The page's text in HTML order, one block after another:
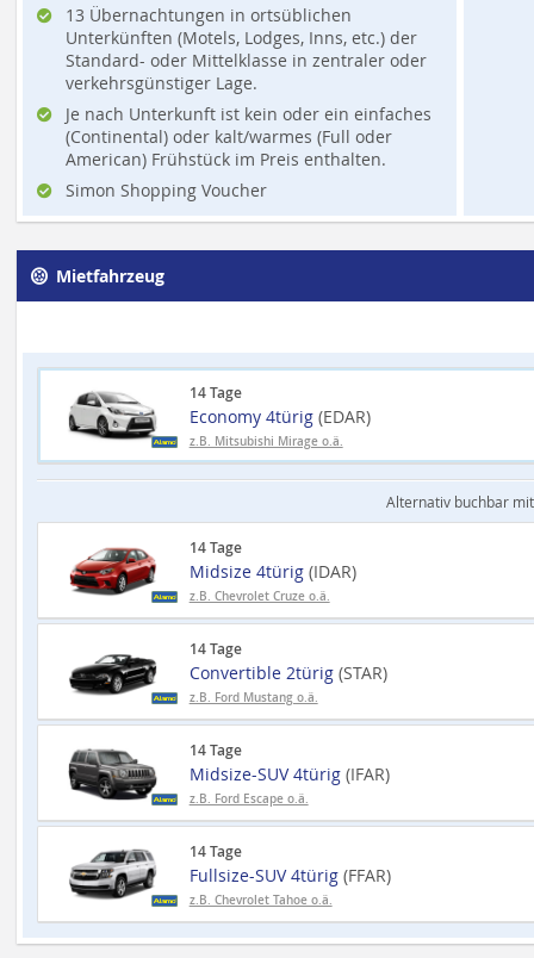
13 Übernachtungen in ortsüblichen
Unterkünften (Motels, Lodges, Inns, etc.) der
Standard- oder Mittelklasse in zentraler oder
verkehrsgünstiger Lage.
Je nach Unterkunft ist kein oder ein einfaches
(Continental) oder kalt/warmes (Full oder
American) Frühstück im Preis enthalten.
Simon Shopping Voucher
Mietfahrzeug
14 Tage
Economy 4türig (EDAR)
z.B. Mitsubishi Mirage o.ä.
Alternativ buchbar mit
14 Tage
Midsize 4türig (IDAR)
z.B. Chevrolet Cruze o.ä.
14 Tage
Convertible 2türig (STAR)
z.B. Ford Mustang o.ä.
14 Tage
Midsize-SUV 4türig (IFAR)
z.B. Ford Escape o.ä.
14 Tage
Fullsize-SUV 4türig (FFAR)
z.B. Chevrolet Tahoe o.ä.